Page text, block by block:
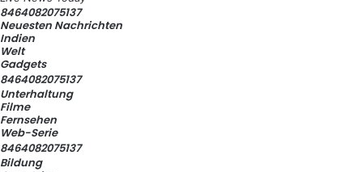
8464082075137
Neuesten Nachrichten
Indien
Welt
Gadgets
8464082075137
Unterhaltung
Filme
Fernsehen
Web-Serie
8464082075137
Bildung